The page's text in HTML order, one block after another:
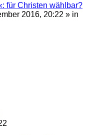
für Christen wählbar?
2016, 20:22 » in